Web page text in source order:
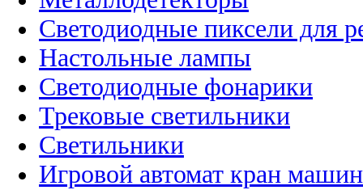
Светодиодные пиксели для
Настольные лампы
Светодиодные фонарики
Трековые светильники
Светильники
Игровой автомат кран